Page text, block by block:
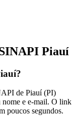
Piauí
de Piauí (PI)
nome e e-mail. O link
poucos segundos.